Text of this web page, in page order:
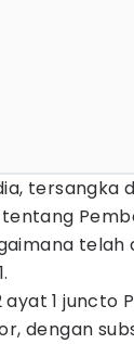
tersangka
tentang
telah
1 juncto
dengan